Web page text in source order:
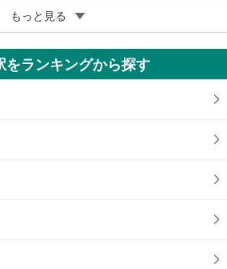
成約でもらえる
堺市堺区櫛屋町東4丁
5,980万円
3LDK
もっと見る
ランキングから探す